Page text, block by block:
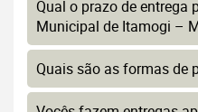
Qual o prazo de entrega
Municipal de Itamogi –
Quais são as formas de